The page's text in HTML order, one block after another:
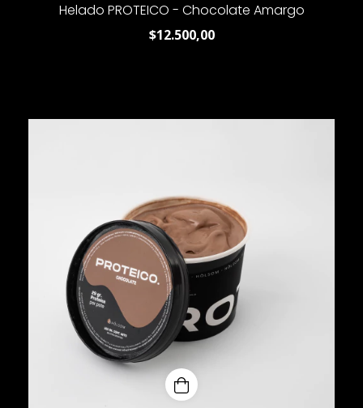
Helado PROTEICO - Chocolate Amargo
$12.500,00